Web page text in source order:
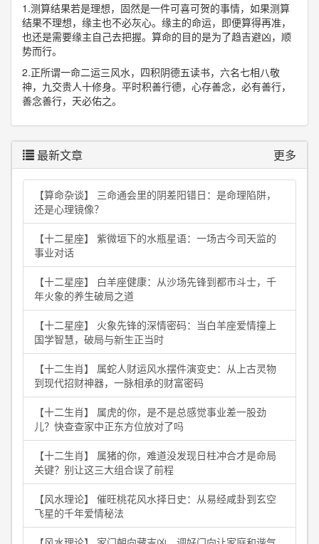
1.测算结果若是理想，固然是一件可喜可贺的事情，如果测算
结果不理想，缘主也不必灰心。缘主的命运，即便算得再准，
也还是需要缘主自己去把握。算命的目的是为了趋吉避凶，顺
势而行。
2.正所谓一命二运三风水，四积阴德五读书，六名七相八敬
神，九交贵人十修身。平时积善行德，心存善念，必有善行，
善念善行，天必佑之。
最新文章 更多
【算命杂谈】 三命通会里的阴差阳错日：是命理陷阱，
还是心理镜像？
【十二星座】 紫微垣下的水瓶星语：一场古今司天监的
事业对话
【十二星座】 白羊座健康：从沙场先锋到都市斗士，千
年火象的养生破局之道
【十二星座】 火象先锋的深情密码：当白羊座爱情撞上
国学智慧，破局与新生正当时
【十二生肖】 属蛇人财运风水摆件演变史：从上古灵物
到现代招财神器，一脉相承的财富密码
【十二生肖】 属虎的你，是不是总感觉事业差一股劲
儿？快查查家中正东方位放对了吗
【十二生肖】 属猪的你，难道没发现日柱冲合才是命局
关键？别让这三大组合误了前程
【风水理论】 催旺桃花风水择日史：从易经咸卦到玄空
飞星的千年爱情秘法